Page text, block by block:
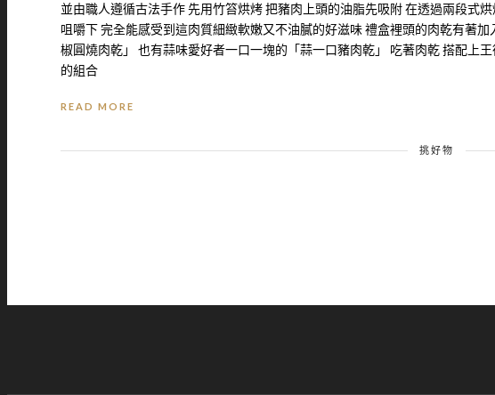
並由職人遵循古法手作 先用竹笞烘烤 把豬肉上頭的油脂先吸附 在透過兩段式
咀嚼下 完全能感受到這肉質細緻軟嫩又不油膩的好滋味 禮盒裡頭的肉乾有著
椒圓燒肉乾」 也有蒜味愛好者一口一塊的「蒜一口豬肉乾」 吃著肉乾 搭配上
的組合
READ MORE
挑好物